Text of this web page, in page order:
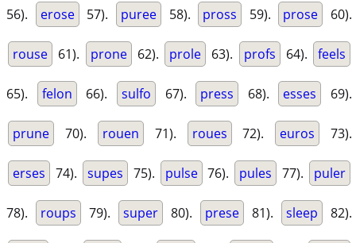
56). erose 57). puree 58). pross 59). prose 60).
rouse 61). prone 62). prole 63). profs 64). feels
65). felon 66). sulfo 67). press 68). esses 69).
prune 70). rouen 71). roues 72). euros 73).
erses 74). supes 75). pulse 76). pules 77). puler
78). roups 79). super 80). prese 81). sleep 82).